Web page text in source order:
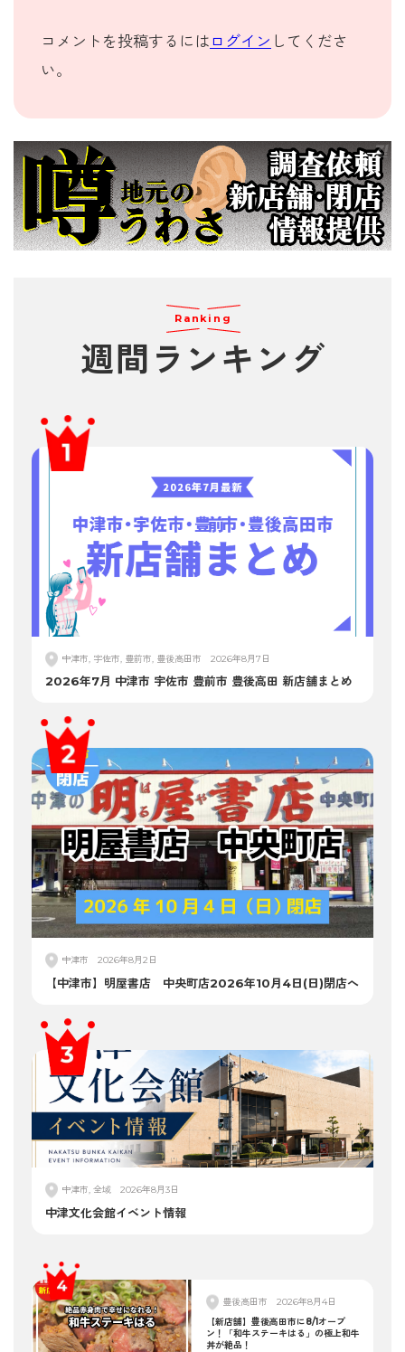
コメントを投稿するには ログイン してくださ
い。
Ranking
週間 ランキング
中津市, 宇佐市, 豊前市, 豊後高田市 2026年8月7日
2026年7月 中津市 宇佐市 豊前市 豊後高田 新店舗まとめ
中津市 2026年8月2日
【中津市】明屋書店 中央町店2026年10月4日(日)閉店へ
中津市, 全域 2026年8月3日
中津文化会館イベント情報
豊後高田市
2026年8月4日
【新店舗】豊後高田市に8/1オープ
ン！「和牛ステーキはる」の極上和牛
丼が絶品！